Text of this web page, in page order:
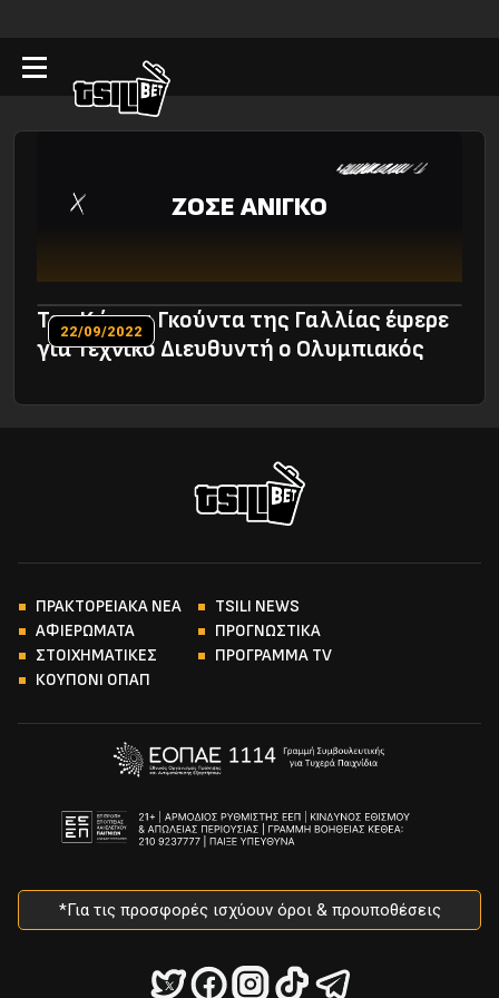
ΖΟΣΕ ΑΝΙΓΚΟ
Toν Κώστα Γκούντα της Γαλλίας έφερε
για Τεχνικό Διευθυντή ο Ολυμπιακός
22/09/2022
ΠΡΑΚΤΟΡΕΙΑΚΑ ΝΕΑ
TSILI NEWS
ΑΦΙΕΡΩΜΑΤΑ
ΠΡΟΓΝΩΣΤΙΚΑ
ΣΤΟΙΧΗΜΑΤΙΚΕΣ
ΠΡΟΓΡΑΜΜΑ TV
ΚΟΥΠΟΝΙ ΟΠΑΠ
*Για τις προσφορές ισχύουν όροι & προυποθέσεις